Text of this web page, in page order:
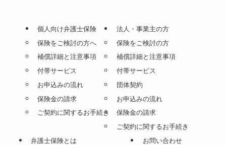
個人向け弁護士保険
保険をご検討の方へ
補償詳細と注意事項
付帯サービス
お申込みの流れ
保険金の請求
ご契約に関するお手続き
法人・事業主の方
保険をご検討の方
補償詳細と注意事項
付帯サービス
団体契約
お申込みの流れ
保険金の請求
ご契約に関するお手続き
弁護士保険とは
お問い合わせ